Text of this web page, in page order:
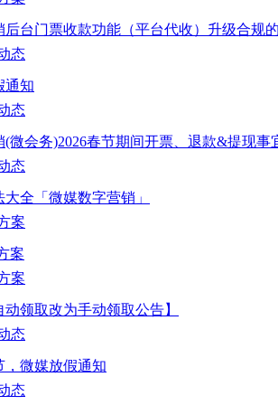
后台门票收款功能（平台代收）升级合规
态
通知
态
(微会务)2026春节期间开票、退款&提现事
态
全「微媒数字营销」
案
案
案
动领取改为手动领取公告】
态
，微媒放假通知
态